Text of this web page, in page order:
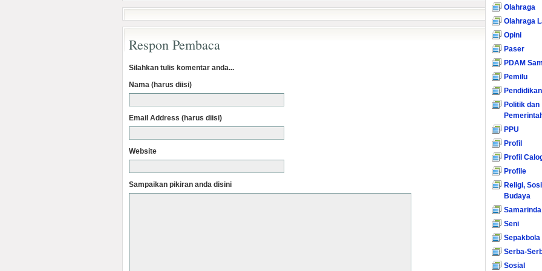
Respon Pembaca
Silahkan tulis komentar anda...
Nama (harus diisi)
Email Address (harus diisi)
Website
Sampaikan pikiran anda disini
Olahraga
Olahraga
Opini
Paser
PDAM
Pemilu
Pendidikan
Politik dan
PPU
Profil
Profil
Profile
Religi,
Budaya
Samarinda
Seni
Sepakbola
Serba-
Sosial